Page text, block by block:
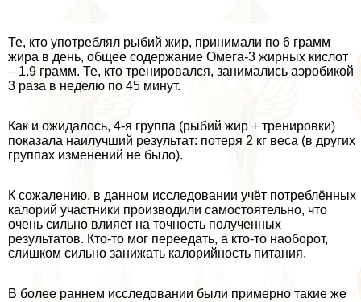
Те, кто употрeблял рыбий жир, принимали по 6 грамм
жира в день, общее содержание Омега-3 жирных кислот
– 1.9 грамм. Те, кто тренировался, занимались аэробикой
3 раза в неделю по 45 минут.
Как и ожидалось, 4-я группа (рыбий жир + тренировки)
показала наилучший результат: потеря 2 кг веса (в других
группах изменений не было).
К сожалению, в данном исследовании учёт потрeблённых
калорий участники производили самостоятельно, что
очень сильно влияет на точность полученных
результатов. Кто-то мог переедать, а кто-то наоборот,
слишком сильно занижать калорийность питания.
В более раннем исследовании были примерно такие же